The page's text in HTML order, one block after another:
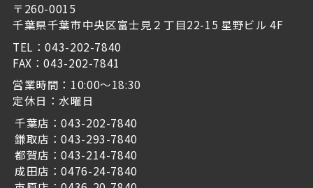
〒260-0015
千葉県千葉市中央区富士見２丁目22-15 星野ビル 4F
TEL：043-202-7840
FAX：043-202-7841
営業時間：10:00～18:30
定休日：水曜日
千葉店：043-202-7840
鎌取店：043-293-7840
都賀店：043-214-7840
成田店：0476-24-7840